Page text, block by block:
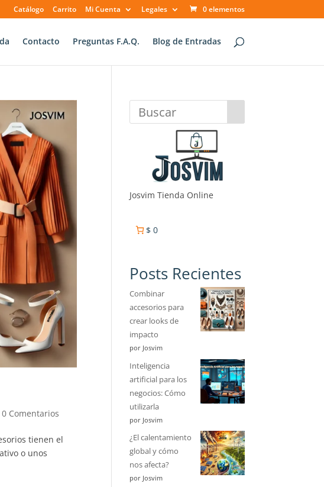
Catálogo Carrito Mi Cuenta Legales 0 elementos
Contacto Preguntas F.A.Q. Blog de Entradas
0 Comentarios
tienen el
o unos
Josvim Tienda Online
$ 0
Posts Recientes
Combinar
accesorios para
crear looks de
impacto
por Josvim
Inteligencia
artificial para los
negocios: Cómo
utilizarla
por Josvim
¿El calentamiento
global y cómo
nos afecta?
por Josvim